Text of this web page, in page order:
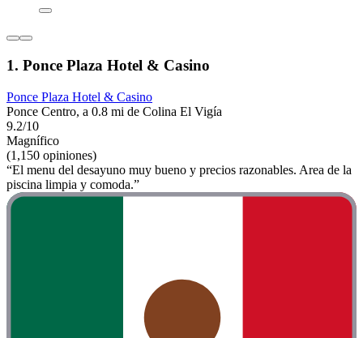
1. Ponce Plaza Hotel & Casino
Ponce Plaza Hotel & Casino
Ponce Centro, a 0.8 mi de Colina El Vigía
9.2/10
Magnífico
(1,150 opiniones)
“El menu del desayuno muy bueno y precios razonables. Area de la
piscina limpia y comoda.”